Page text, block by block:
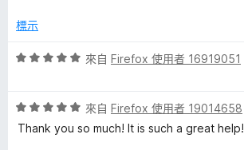
分
滿
5
標示
評
分
，
來自 Firefox 使用者 16919051
評
價
來自 Firefox 使用者 19014658
Thank you so much! It is such a great help!